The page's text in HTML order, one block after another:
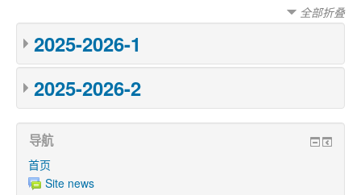
全部折叠
2025-2026-1
2025-2026-2
导航
首页
Site news